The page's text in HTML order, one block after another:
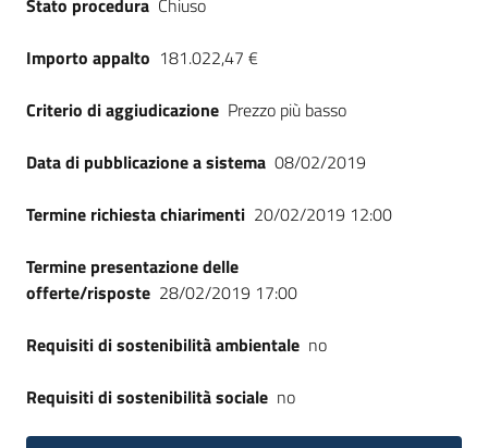
su
Stato procedura Chiuso
Importo appalto 181.022,47 €
Criterio di aggiudicazione Prezzo più basso
Data di pubblicazione a sistema 08/02/2019
Termine richiesta chiarimenti 20/02/2019 12:00
Termine presentazione delle
offerte/risposte 28/02/2019 17:00
Requisiti di sostenibilità ambientale no
Requisiti di sostenibilità sociale no